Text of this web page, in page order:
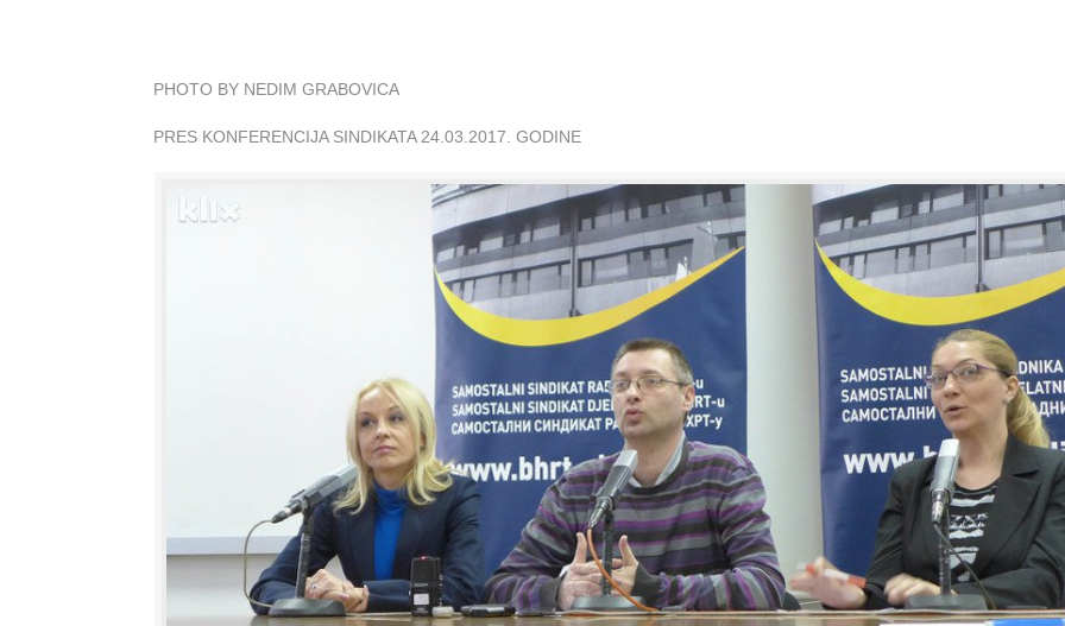
PHOTO BY NEDIM GRABOVICA
PRES KONFERENCIJA SINDIKATA 24.03.2017. GODINE